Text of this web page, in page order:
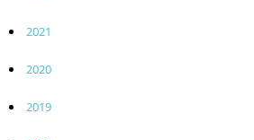
2021
2020
2019